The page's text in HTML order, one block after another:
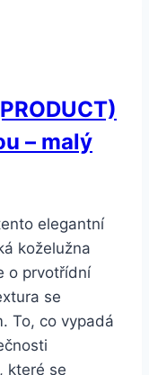
– malý
elegantní
koželužna
o prvotřídní
se
To, co vypadá
které se